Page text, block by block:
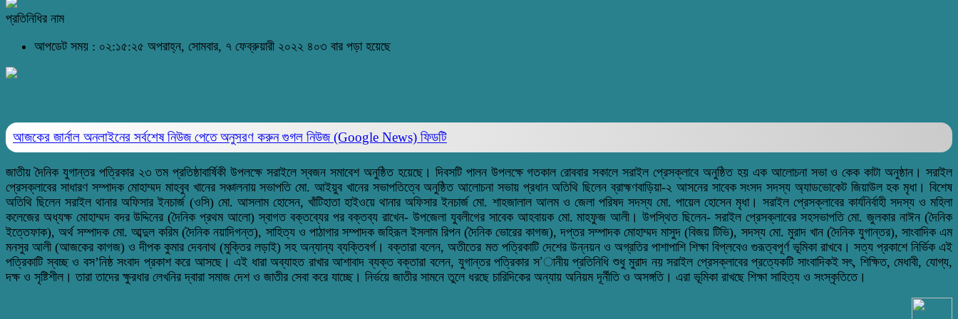
প্রতিনিধির নাম
আপডেট সময় : ০২:১৫:২৫ অপরাহ্ন, সোমবার, ৭ ফেব্রুয়ারী ২০২২ ৪০৩ বার পড়া হয়েছে
আজকের জার্নাল অনলাইনের সর্বশেষ নিউজ পেতে অনুসরণ করুনগুগল নিউজ (Google News) ফিডটি
জাতীয় দৈনিক যুগান্তর পত্রিকার ২৩ তম প্রতিষ্ঠাবার্ষিকী উপলক্ষে সরাইলে স্বজন সমাবেশ অনুষ্ঠিত হয়েছে। দিবসটি পালন উপলক্ষে গতকাল রোববার সকালে সরাইল প্রেসক্লাবে অনুষ্ঠিত হয় এক আলোচনা সভা ও কেক কাটা অনুষ্ঠান। সরাইল
প্রেসক্লাবের সাধারণ সম্পাদক মোহাম্মদ মাহবুব খানের সঞ্চালনায় সভাপতি মো. আইয়ুব খানের সভাপতিত্বে অনুষ্ঠিত আলোচনা সভায় প্রধান অতিথি ছিলেন ব্রাহ্মণবাড়িয়া-২ আসনের সাবেক সংসদ সদস্য অ্যাডভোকেট জিয়াউল হক মৃধা। বিশেষ
অতিথি ছিলেন সরাইল থানার অফিসার ইনচার্জ (ওসি) মো. আসলাম হোসেন, খাঁটিহাতা হাইওয়ে থানার অফিসার ইনচার্জ মো. শাহজালাল আলম ও জেলা পরিষদ সদস্য মো. পায়েল হোসেন মৃধা। সরাইল প্রেসক্লাবের কার্যনির্বাহী সদস্য ও মহিলা
কলেজের অধ্যক্ষ মোহাম্মদ বদর উদ্দিনের (দৈনিক প্রথম আলো) স্বাগত বক্তব্যের পর বক্তব্য রাখেন- উপজেলা যুবলীগের সাবেক আহবায়ক মো. মাহফুজ আলী। উপস্থিত ছিলেন- সরাইল প্রেসক্লাবের সহসভাপতি মো. জুলকার নাঈন (দৈনিক
ইত্তেফাক), অর্থ সম্পাদক মো. আব্দুল করিম (দৈনিক নয়াদিগন্ত), সাহিত্য ও পাঠাগার সম্পাদক জহিরূল ইসলাম রিপন (দৈনিক ভোরের কাগজ), দপ্তর সম্পাদক মোহাম্মদ মাসুদ (বিজয় টিভি), সদস্য মো. মুরাদ খান (দৈনিক যুগান্তর), সাংবাদিক এম
মনসুর আলী (আজকের কাগজ) ও দীপক কুমার দেবনাথ (মুক্তির লড়াই) সহ অন্যান্য ব্যক্তিবর্গ। বক্তারা বলেন, অতীতের মত পত্রিকাটি দেশের উন্নয়ন ও অগ্রতির পাশাপাশি শিক্ষা বিপ্লবেও গুরূত্বপূর্ণ ভূমিকা রাখবে। সত্য প্রকাশে নির্ভিক এই
পত্রিকাটি স্বচ্ছ ও বস’নিষ্ঠ সংবাদ প্রকাশ করে আসছে। এই ধারা অব্যাহত রাখার আশাবাদ ব্যক্ত বক্তারা বলেন, যুগান্তর পত্রিকার স’ানীয় প্রতিনিধি শুধু মুরাদ নয় সরাইল প্রেসক্লাবের প্রত্যেকটি সাংবাদিকই সৎ, শিক্ষিত, মেধাবী, যোগ্য,
দক্ষ ও সৃষ্টিশীল। তারা তাদের ক্ষুরধার লেখনির দ্বারা সমাজ দেশ ও জাতীর সেবা করে যাচ্ছে। নির্ভয়ে জাতীর সামনে তুলে ধরছে চারিদিকের অন্যায় অনিয়ম দূর্নীতি ও অসঙ্গতি। এরা ভূমিকা রাখছে শিক্ষা সাহিত্য ও সংস্কৃতিতে।